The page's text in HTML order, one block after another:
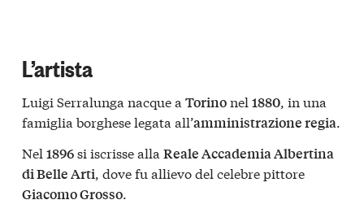
L’artista
Luigi Serralunga nacque a Torinonel 1880, in una
famiglia borghese legata all’amministrazione regia.
Nel 1896si iscrisse alla Reale Accademia Albertina
di Belle Arti, dove fu allievo del celebre pittore
Giacomo Grosso.